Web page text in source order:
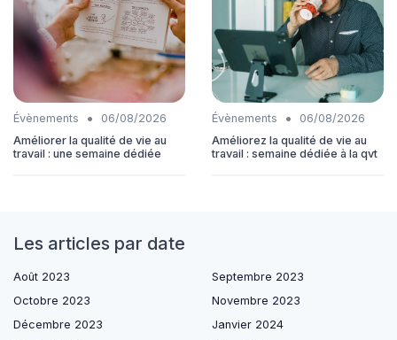
Évènements •
06/08/2026
Améliorer la qualité de vie au
travail : une semaine dédiée
Évènements •
06/08/2026
Améliorez la qualité de vie au
travail : semaine dédiée à la qvt
Les articles par date
Août 2023
Septembre 2023
Octobre 2023
Novembre 2023
Décembre 2023
Janvier 2024